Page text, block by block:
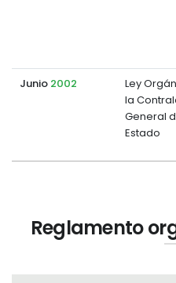
Junio 2002
Ley
la
General
Estado
Reglamento